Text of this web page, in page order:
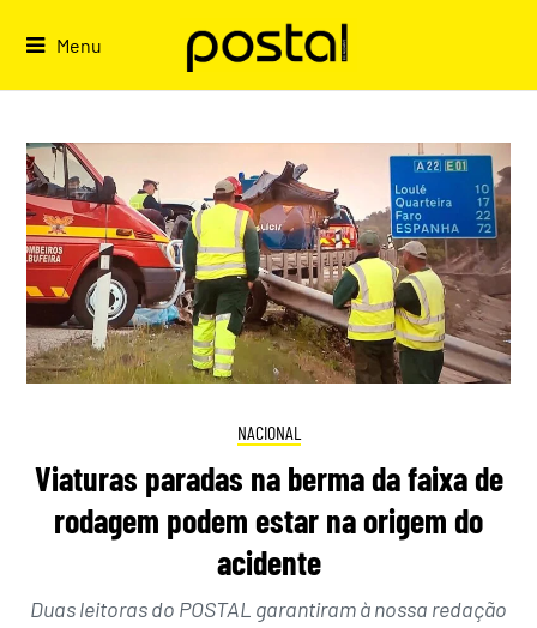
Menu
NACIONAL
Viaturas paradas na berma da faixa de
rodagem podem estar na origem do
acidente
Duas leitoras do POSTAL garantiram à nossa redação